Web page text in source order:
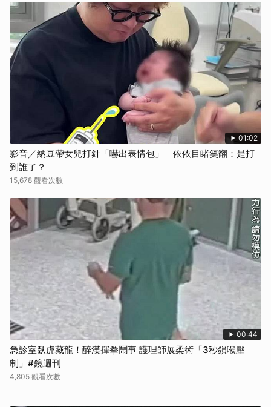
01:02
影音／納豆帶女兒打針「嚇出表情包」 依依目睹笑翻：是打
到誰了？
15,678 觀看次數
00:44
急診室臥虎藏龍！醉漢揮拳鬧事 護理師展柔術「3秒鎖喉壓
制」#鏡週刊
4,805 觀看次數